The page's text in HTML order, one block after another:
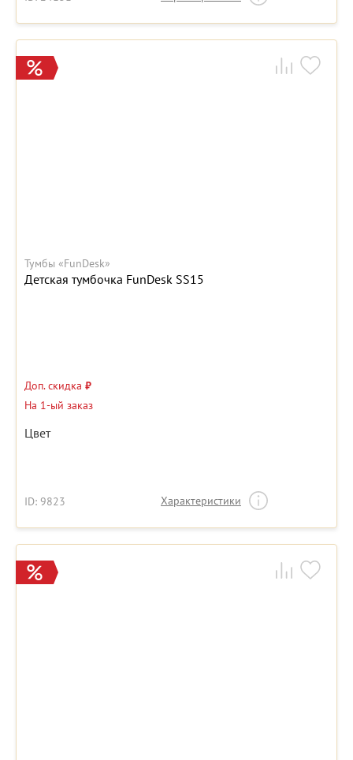
Тумбы «FunDesk»
Детская тумбочка FunDesk SS15
Доп. скидка ₽
На 1-ый заказ
Цвет
ID: 9823 Характеристики